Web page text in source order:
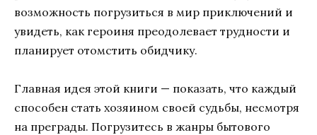
возможность погрузиться в мир приключений и
увидеть, как героиня преодолевает трудности и
планирует отомстить обидчику.
Главная идея этой книги — показать, что каждый
способен стать хозяином своей судьбы, несмотря
на преграды. Погрузитесь в жанры бытового